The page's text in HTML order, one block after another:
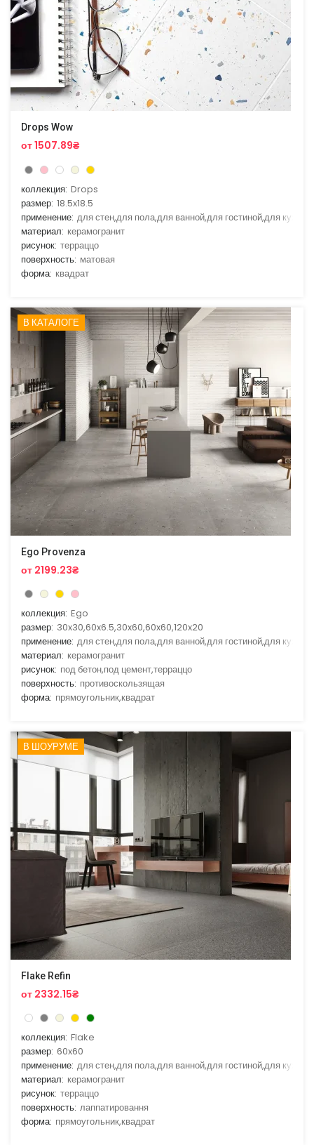
Drops Wow
от 1507.89₴
коллекция: Drops
размер: 18.5x18.5
применение: для стен,для пола,для ванной,для гостиной,для кухни
материал: керамогранит
рисунок: терраццо
поверхность: матовая
форма: квадрат
В КАТАЛОГЕ
Ego Provenza
от 2199.23₴
коллекция: Ego
размер: 30x30,60x6.5,30x60,60x60,120x20
применение: для стен,для пола,для ванной,для гостиной,для кухни
материал: керамогранит
рисунок: под бетон,под цемент,терраццо
поверхность: противоскользящая
форма: прямоугольник,квадрат
В ШОУРУМЕ
Flake Refin
от 2332.15₴
коллекция: Flake
размер: 60x60
применение: для стен,для пола,для ванной,для гостиной,для кухни
материал: керамогранит
рисунок: терраццо
поверхность: лаппатировання
форма: прямоугольник,квадрат